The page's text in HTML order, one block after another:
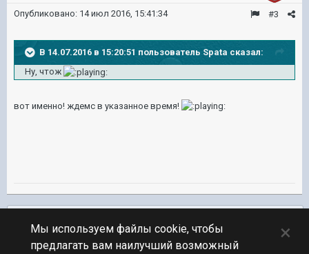
#3
Опубликовано: 14 июл 2016, 15:41:34
В 14.07.2016 в 15:20:51 пользователь Spata сказал:
Ну, чтож
вот именно! ждемс в указанное время!
Мы используем файлы cookie, чтобы
предлагать вам наилучший возможный
×